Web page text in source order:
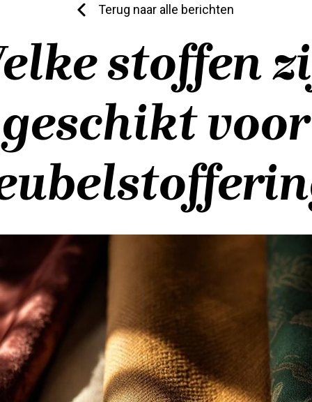
Terug naar alle berichten
stoffen
geschikt voor